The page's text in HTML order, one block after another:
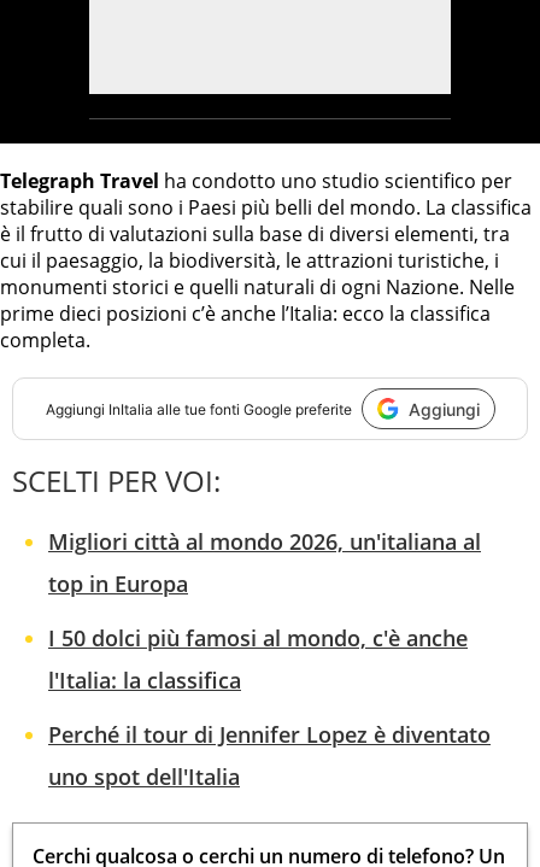
Telegraph Travel ha condotto uno studio scientifico per
stabilire quali sono i Paesi più belli del mondo. La classifica
è il frutto di valutazioni sulla base di diversi elementi, tra
cui il paesaggio, la biodiversità, le attrazioni turistiche, i
monumenti storici e quelli naturali di ogni Nazione. Nelle
prime dieci posizioni c’è anche l’Italia: ecco la classifica
completa.
Aggiungi InItalia alle tue fonti Google preferite Aggiungi
SCELTI PER VOI:
Migliori città al mondo 2026, un'italiana al
top in Europa
I 50 dolci più famosi al mondo, c'è anche
l'Italia: la classifica
Perché il tour di Jennifer Lopez è diventato
uno spot dell'Italia
Cerchi qualcosa o cerchi un numero di telefono? Un